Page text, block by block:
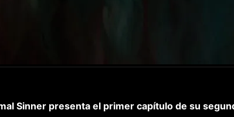
Sinner presenta el primer capítulo de su